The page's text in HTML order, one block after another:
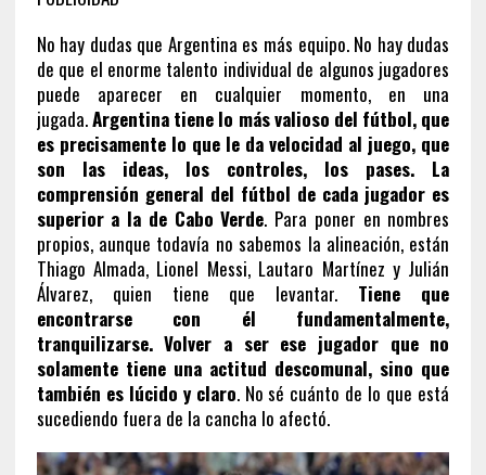
No hay dudas que Argentina es más equipo. No hay dudas
de que el enorme talento individual de algunos jugadores
puede aparecer en cualquier momento, en una
jugada.Argentina tiene lo más valioso del fútbol, que
es precisamente lo que le da velocidad al juego, que
son las ideas, los controles, los pases. La
comprensión general del fútbol de cada jugador es
superior a la de Cabo Verde. Para poner en nombres
propios, aunque todavía no sabemos la alineación, están
Thiago Almada, Lionel Messi, Lautaro Martínez y Julián
Álvarez, quien tiene que levantar. Tiene que
encontrarse con él fundamentalmente,
tranquilizarse. Volver a ser ese jugador que no
solamente tiene una actitud descomunal, sino que
también es lúcido y claro. No sé cuánto de lo que está
sucediendo fuera de la cancha lo afectó.